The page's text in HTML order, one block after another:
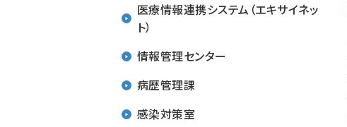
医療情報連携システム（エキサイネッ
ト）
情報管理センター
病歴管理課
感染対策室